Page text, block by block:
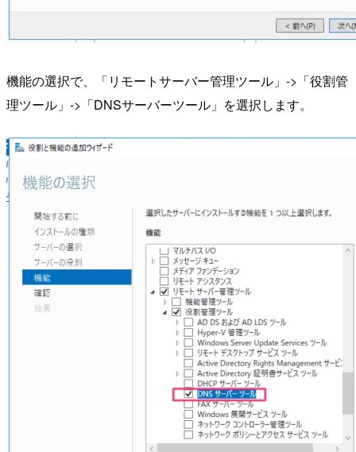
機能の選択で、「リモートサーバー管理ツール」->「役割管
理ツール」->「DNSサーバーツール」を選択します。